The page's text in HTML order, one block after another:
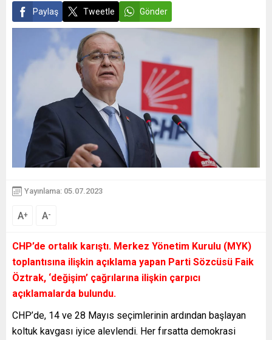
Paylaş Tweetle Gönder
Yayınlama: 05.07.2023
A+ A-
CHP’de ortalık karıştı. Merkez Yönetim Kurulu (MYK)
toplantısına ilişkin açıklama yapan Parti Sözcüsü Faik
Öztrak, ‘değişim’ çağrılarına ilişkin çarpıcı
açıklamalarda bulundu.
CHP’de, 14 ve 28 Mayıs seçimlerinin ardından başlayan
koltuk kavgası iyice alevlendi. Her fırsatta demokrasi